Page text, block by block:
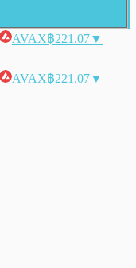
AVAX฿221.07▼
AVAX฿221.07▼